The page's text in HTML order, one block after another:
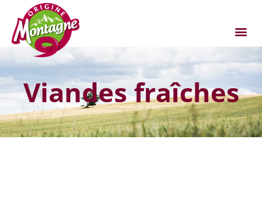
Viandes fraîches